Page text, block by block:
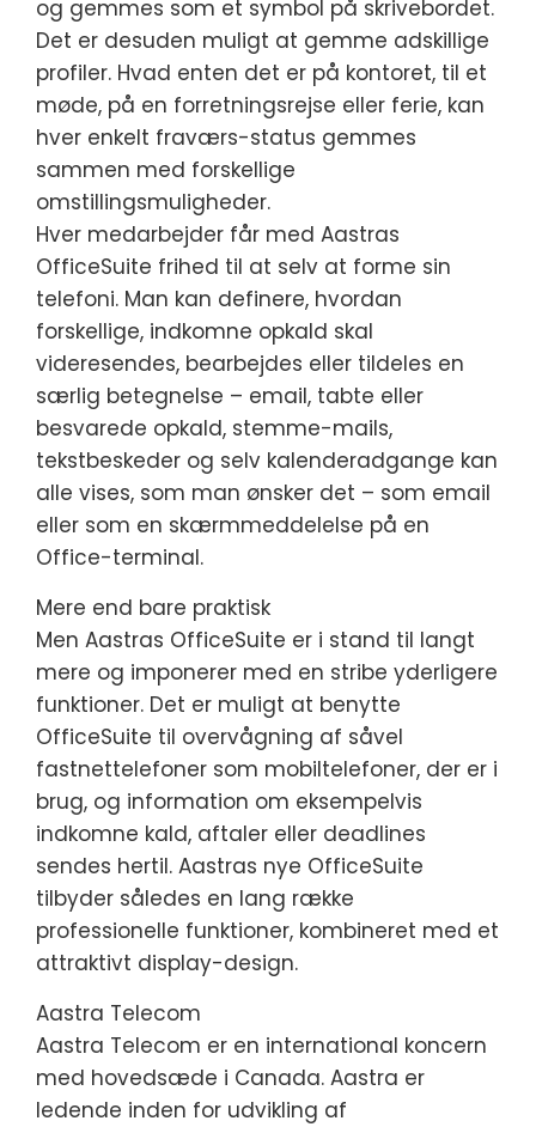
og gemmes som et symbol på skrivebordet.
Det er desuden muligt at gemme adskillige
profiler. Hvad enten det er på kontoret, til et
møde, på en forretningsrejse eller ferie, kan
hver enkelt fraværs-status gemmes
sammen med forskellige
omstillingsmuligheder.
Hver medarbejder får med Aastras
OfficeSuite frihed til at selv at forme sin
telefoni. Man kan definere, hvordan
forskellige, indkomne opkald skal
videresendes, bearbejdes eller tildeles en
særlig betegnelse – email, tabte eller
besvarede opkald, stemme-mails,
tekstbeskeder og selv kalenderadgange kan
alle vises, som man ønsker det – som email
eller som en skærmmeddelelse på en
Office-terminal.
Mere end bare praktisk
Men Aastras OfficeSuite er i stand til langt
mere og imponerer med en stribe yderligere
funktioner. Det er muligt at benytte
OfficeSuite til overvågning af såvel
fastnettelefoner som mobiltelefoner, der er i
brug, og information om eksempelvis
indkomne kald, aftaler eller deadlines
sendes hertil. Aastras nye OfficeSuite
tilbyder således en lang række
professionelle funktioner, kombineret med et
attraktivt display-design.
Aastra Telecom
Aastra Telecom er en international koncern
med hovedsæde i Canada. Aastra er
ledende inden for udvikling af